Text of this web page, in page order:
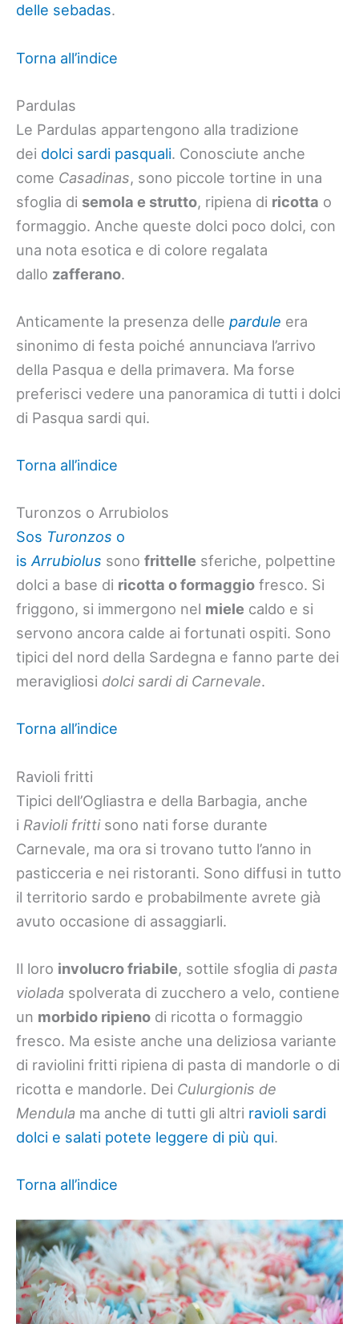
delle sebadas.
Torna all’indice
Pardulas
Le Pardulas appartengono alla tradizione
dei dolci sardi pasquali. Conosciute anche
come Casadinas, sono piccole tortine in una
sfoglia di semola e strutto, ripiena di ricotta o
formaggio. Anche queste dolci poco dolci, con
una nota esotica e di colore regalata
dallo zafferano.
Anticamente la presenza delle pardule era
sinonimo di festa poiché annunciava l’arrivo
della Pasqua e della primavera. Ma forse
preferisci vedere una panoramica di tutti i dolci
di Pasqua sardi qui.
Torna all’indice
Turonzos o Arrubiolos
Sos Turonzos o
is Arrubiolus sono frittelle sferiche, polpettine
dolci a base di ricotta o formaggio fresco. Si
friggono, si immergono nel miele caldo e si
servono ancora calde ai fortunati ospiti. Sono
tipici del nord della Sardegna e fanno parte dei
meravigliosi dolci sardi di Carnevale.
Torna all’indice
Ravioli fritti
Tipici dell’Ogliastra e della Barbagia, anche
i Ravioli frittisono nati forse durante
Carnevale, ma ora si trovano tutto l’anno in
pasticceria e nei ristoranti. Sono diffusi in tutto
il territorio sardo e probabilmente avrete già
avuto occasione di assaggiarli.
Il loro involucro friabile, sottile sfoglia di pasta
violada spolverata di zucchero a velo, contiene
un morbido ripieno di ricotta o formaggio
fresco. Ma esiste anche una deliziosa variante
di raviolini fritti ripiena di pasta di mandorle o di
ricotta e mandorle. Dei Culurgionis de
Mendula ma anche di tutti gli altri ravioli sardi
dolci e salati potete leggere di più qui.
Torna all’indice